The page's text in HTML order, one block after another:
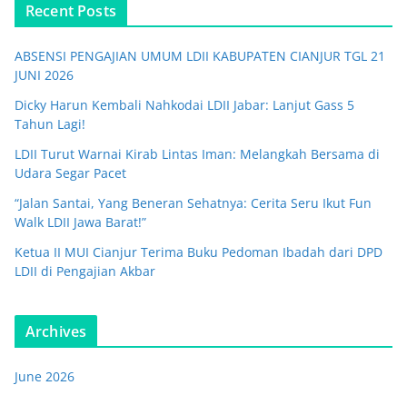
Recent Posts
ABSENSI PENGAJIAN UMUM LDII KABUPATEN CIANJUR TGL 21
JUNI 2026
Dicky Harun Kembali Nahkodai LDII Jabar: Lanjut Gass 5
Tahun Lagi!
LDII Turut Warnai Kirab Lintas Iman: Melangkah Bersama di
Udara Segar Pacet
“Jalan Santai, Yang Beneran Sehatnya: Cerita Seru Ikut Fun
Walk LDII Jawa Barat!”
Ketua II MUI Cianjur Terima Buku Pedoman Ibadah dari DPD
LDII di Pengajian Akbar
Archives
June 2026